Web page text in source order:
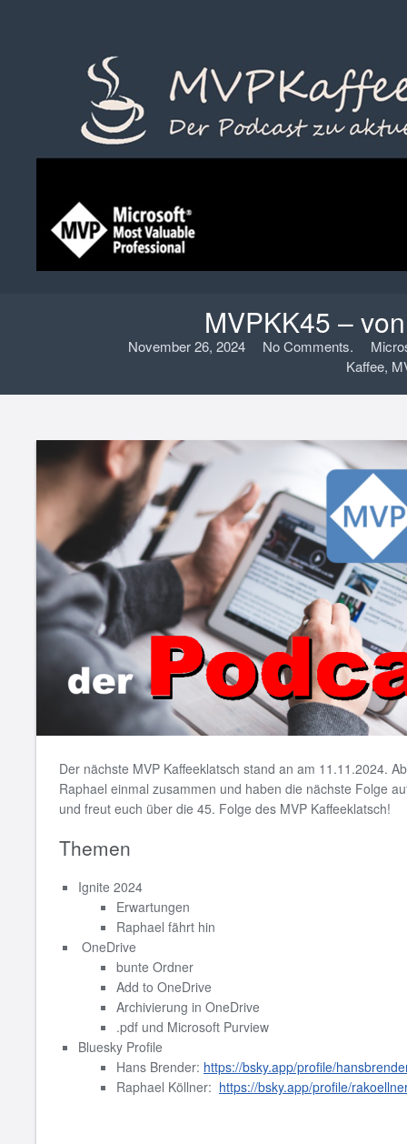
MVPKK45 –
November 26, 2024 No Comments.
Kaffee,
Der nächste MVP Kaffeeklatsch stand an am 11.11.2024.
Raphael einmal zusammen und haben die nächste Folge
und freut euch über die 45. Folge des MVP Kaffeeklatsch!
Themen
Ignite 2024
Erwartungen
Raphael fährt hin
OneDrive
bunte Ordner
Add to OneDrive
Archivierung in OneDrive
.pdf und Microsoft Purview
Bluesky Profile
Hans Brender: https://bsky.app/profile/
Raphael Köllner: https://bsky.app/profile/